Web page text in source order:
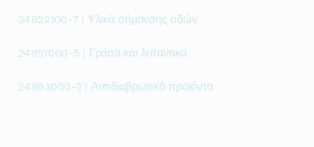
34922100-7 | Υλικά σήμανσης οδών
24951000-5 | Γράσα και λιπαντικά
24963000-2 | Αντιδιαβρωτικά προϊόντα